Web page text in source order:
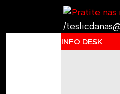
/
INFO DESK